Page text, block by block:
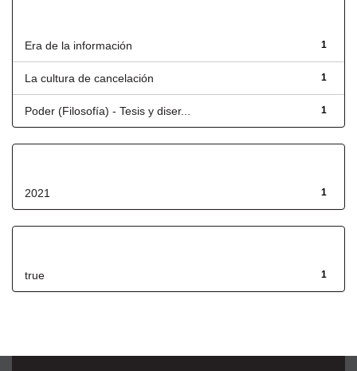
1
Era de la información
1
La cultura de cancelación
1
Poder (Filosofía) - Tesis y diser...
1
2021
1
true